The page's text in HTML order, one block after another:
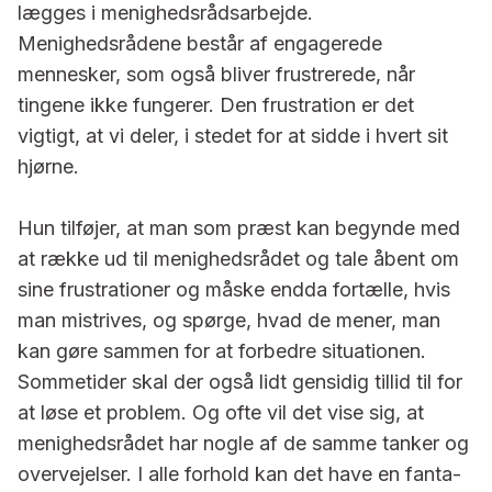
lægges i menighedsrådsarbejde.
Menighedsrådene består af engage­rede
mennesker, som også bliver fru­strerede, når
tingene ikke fungerer. Den frustration er det
vigtigt, at vi deler, i stedet for at sidde i hvert sit
hjørne.
Hun tilføjer, at man som præst kan begynde med
at række ud til menig­hedsrådet og tale åbent om
sine fru­strationer og måske endda fortælle, hvis
man mistrives, og spørge, hvad de mener, man
kan gøre sammen for at forbedre situationen.
Sommetider skal der også lidt gensidig tillid til for
at løse et problem. Og ofte vil det vise sig, at
menighedsrådet har nogle af de samme tanker og
overvejelser. I alle forhold kan det have en fanta­